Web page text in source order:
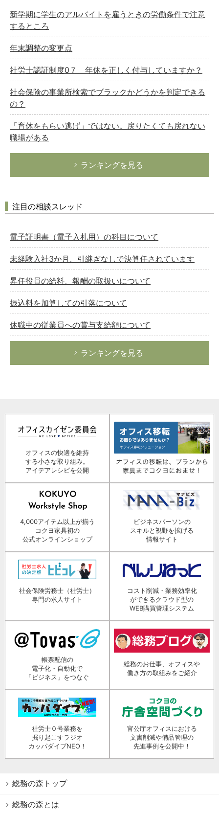
新学期に学生のアルバイトを雇うときの労働条件で注意
するところ
年末調整の変更点
社労士認証制度0７ 年休を正しく付与していますか？
社会保険の事業所検索でブラックかどうかを判定できる
の？
「育休をもらい逃げ」ではない。戻りたくても戻れない
職場がある
ランキングを見る
注目の相談スレッド
電子証明書（電子入札用）の科目について
未経験入社3か月、引継ぎなしで決算任されています
昇任役員の給料、報酬の取扱いについて
振込料を加算しての引落について
休職中の従業員への賞与支給額について
ランキングを見る
オフィスの快適を維持
する小さな取り組み。
アイデアレシピを公開
4,000アイテム以上が揃う
コクヨ家具初の
公式オンラインショップ
ビジネスパーソンの
スキルと視野を拡げる
情報サイト
社会保険労務士（社労士）
専門の求人サイト
コスト削減・業務効率化
ができるクラウド型の
WEB購買管理システム
帳票配信の
電子化・自動化で
「ビジネス」をつなぐ
総務のお仕事、オフィスや
働き方の取組みをご紹介
社労士０号業務を
掘り起こすラジオ
カッパダイブNEO！
官公庁オフィスにおける
文書削減や備品管理の
先進事例を公開中！
総務の森トップ
総務の森とは